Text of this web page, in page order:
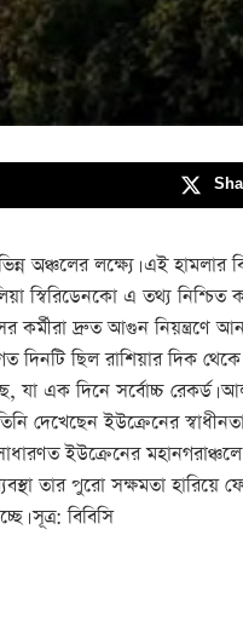
অঞ্চলের লক্ষ্যে। এই
ইউলিয়া স্বিরিডেনকো এ তথ্য
দ্রুত আগুন নিয়ন্ত্রণে
দিনটি ছিল রাশিয়ার দিক
যা এক দিনে সর্বোচ্চ
দেখেছেন ইউক্রেনের
ইউক্রেনের
তার পুরো সক্ষমতা হারিয়ে
সূত্র: বিবিসি